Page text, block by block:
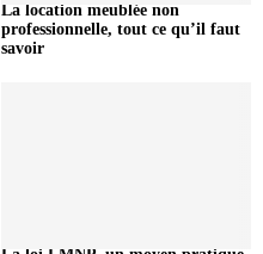
La location meublée non
professionnelle, tout ce qu’il faut
savoir